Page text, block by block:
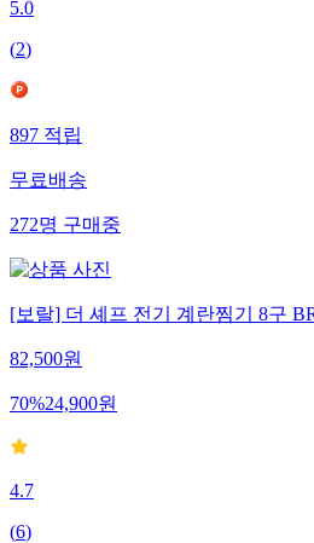
5.0
(2)
897적립
무료배송
272명구매중
[보랄] 더 셰프 전기 계란찜기 8구
82,500원
70%24,900원
4.7
(6)